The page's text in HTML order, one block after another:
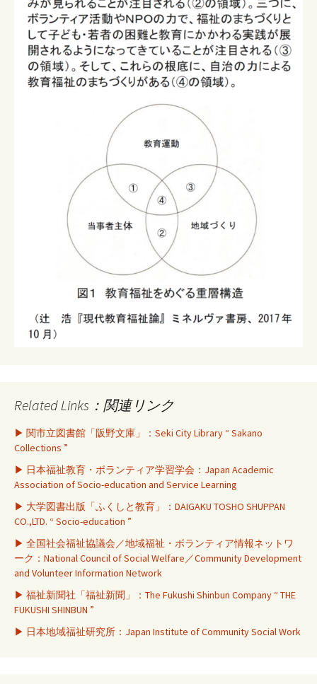
Related Links：関連リンク
▶ 関市立図書館「阪野文庫」：Seki City Library “ Sakano
Collections ”
▶ 日本福祉教育・ボランティア学習学会：Japan Academic
Association of Socio-education and Service Learning
▶ 大学図書出版「ふくしと教育」：DAIGAKU TOSHO SHUPPAN
CO.,LTD. “ Socio-education ”
▶ 全国社会福祉協議会／地域福祉・ボランティア情報ネットワ
ーク：National Council of Social Welfare／Community Development
and Volunteer Information Network
▶ 福祉新聞社「福祉新聞」：The Fukushi Shinbun Company “ THE
FUKUSHI SHINBUN ”
▶ 日本地域福祉研究所：Japan Institute of Community Social Work